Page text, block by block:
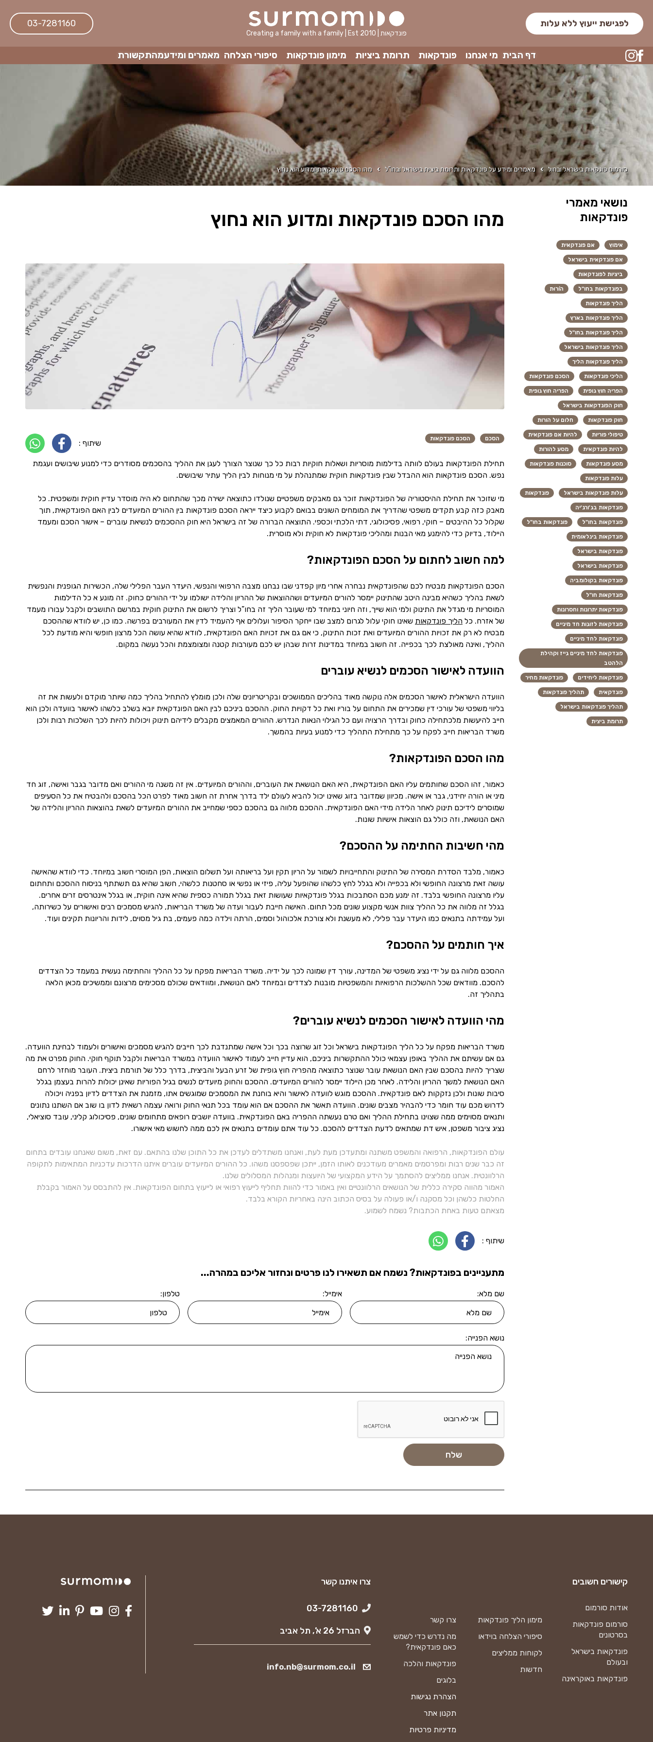
לפגישת ייעוץ ללא עלות
Creating a family with a family | Est 2010 | פונדקאות
03-7281160
דף הבית מי אנחנו פונדקאות תרומת ביציות מימון פונדקאות סיפורי הצלחה מאמרים ומידעמהתקשורת
סורמום פונקאות בישראל ובחול מאמרים ומידע על פונדקאות ותרומת ביצית בישראל ובחו"ל מהו הסכם פונדקאות ומדוע הוא נחוץ
מהו הסכם פונדקאות ומדוע הוא נחוץ
הסכם הסכם פונדקאות שיתוף :
תחילת הפונדקאות בעולם לוותה בדילמות מוסריות ושאלות חוקיות רבות כל כך שנוצר הצורך לעגן את ההליך בהסכמים מסודרים כדי למנוע שיבושים ועגמת
נפש. הסכם פונדקאות הוא ההבדל שבין פונדקאות חוקית שמתנהלת על מי מנוחות לבין הליך עתיר שיבושים.
מי שזוכר את תחילת ההיסטוריה של הפונדקאות זוכר גם מאבקים משפטיים שנולדו כתוצאה ישירה מכך שהתחום לא היה מוסדר עדיין חוקית ומשפטית. כל
מאבק כזה קבע תקדים משפטי שהדריך את המומחים השונים בבואם לקבוע כיצד ייראה הסכם פונדקאות בין ההורים המיועדים לבין האם הפונדקאית, תוך
שקלול כל ההיבטים – חוקי, רפואי, פסיכולוגי, דתי הלכתי וכספי. התוצאה הברורה של זה בישראל היא חוק ההסכמים לנשיאת עוברים – אישור הסכם ומעמד
היילוד, בדיוק כדי להימנע מאי הבנות ומהליכי פונדקאות לא חוקית ולא מוסרית.
למה חשוב לחתום על הסכם הפונדקאות?
הסכם הפונדקאות מבטיח לכם שהפונדקאית נבחרה אחרי מיון קפדני שבו נבחנו מצבה הרפואי והנפשי, היעדר העבר הפלילי שלה, הכשירות הגופנית והנפשית
לשאת בהליך כשהיא מבינה היטב שהתינוק יימסר להורים המיועדים ושההוצאות של ההריון והלידה ישולמו על ידי ההורים כחוק. זה מונע א כל הדילמות
המוסריות מי מגדל את התינוק ולמי הוא שייך, וזה חיוני במיוחד למי שעובר הליך זה בחו”ל וצריך לרשום את התינוק חוקית במרשם התושבים ולקבל עבורו מעמד
של אזרח. כל הליך פונדקאות שאינו חוקי עלול לגרום למצב שבו ייחקר הסיפור ועלולים אף להעמיד לדין את המעורבים בפרשה. כמו כן, יש לוודא שההסכם
מבטיח לא רק את זכויות ההורים המיועדים ואת זכות התינוק, כי אם גם את זכויות האם הפונדקאית, לוודא שהיא עושה הכל מרצון חופשי והיא מודעת לכל
ההליך, ואינה מאולצת לכך בכפייה. זה חשוב במיוחד במדינות זרות שבהן יש לכם מעורבות קטנה ומצומצמת והכל נעשה במקום.
הוועדה לאישור הסכמים לנשיא עוברים
הוועדה הישראלית לאישור הסכמים אלה נוקשה מאוד בהליכים הממושכים ובקריטריונים שלה ולכן מומלץ להתחיל בהליך כמה שיותר מוקדם ולעשות את זה
בליווי משפטי של עורכי דין שמכירים את התחום על בוריו ואת כל דקויות החוק. ההסכם ביניכם לבין האם הפונדקאית יובא בשלב כלשהו לאישור בוועדה ולכן הוא
חייב להיעשות מלכתחילה כחוק ובדרך הרצויה ועם כל הגילוי הנאות הנדרש. ההורים המאמצים מקבלים לידיהם תינוק ויכולות להיות לכך השלכות רבות ולכן
משרד הבריאות חייב לפקח על כך מתחילת התהליך כדי למנוע בעיות בהמשך.
מהו הסכם הפונדקאות?
כאמור, זהו הסכם שחותמים עליו האם הפונדקאית, היא האם הנושאת את העוברים, וההורים המיועדים. אין זה משנה מי ההורים ואם מדובר בגבר ואישה, זוג חד
מיני או הורה יחידני, גבר או אישה. מכיוון שמדובר בזוג שאינו יכול להביא לעולם ילד בדרך אחרת זה חשוב מאוד לפרט הכל בהסכם ולהבטיח את כל הסעיפים
שמוסרים לידיכם תינוק לאחר הלידה מידי האם הפונדקאית. ההסכם מלווה גם בהסכם כספי שמחייב את ההורים המיועדים לשאת בהוצאות ההריון והלידה של
האם הנושאת, וזה כולל גם הוצאות אישיות שונות.
מהי חשיבות החתימה על ההסכם?
כאמור, מלבד הסדרת המסירה של התינוק והתחייבויות לשמור על הריון תקין ועל בריאותה ועל תשלום הוצאות, הפן המוסרי חשוב במיוחד. כדי לוודא שהאישה
עושה זאת מרצונה החופשי ולא בכפייה ולא בגלל לחץ כלשהו שהופעל עליה, פיזי או נפשי או סחטנות כלשהי, חשוב שהיא גם תשתתף בניסוח ההסכם ותחתום
עליו מרצונה החופשי בלבד. זה ימנע מכם הסתבכות בגלל פונדקאיות שעושות זאת בגלל תמורה כספית שהיא אינה חוקית, או בגלל אינטרסים זרים אחרים.
בגלל זה מלווה את כל ההליך צוות אנשי מקצוע שונים מכל תחום. האישה חייבת לעבור ועדה של משרד הבריאות, להגיש מסמכים רבים ואישורים על כשירותה,
ועל עמידתה בתנאים כמו היעדר עבר פלילי, לא מעשנת ולא צורכת אלכוהול וסמים, הרתה וילדה כמה פעמים, בת גיל מסוים, לידות והריונות תקינים ועוד.
איך חותמים על ההסכם?
ההסכם מלווה גם על ידי נציג משפטי של המדינה, עורך דין שמונה לכך על ידיה. משרד הבריאות מפקח על כל ההליך והחתימה נעשית במעמד כל הצדדים
להסכם. מוודאים שכל ההשלכות הרפואיות והמשפטיות מובנות לצדדים ובמיוחד לאם הנושאת, ומוודאים שכולם מסכימים מרצונם וממשיכים מכאן הלאה
בתהליך זה.
מהי הוועדה לאישור הסכמים לנשיא עוברים?
משרד הבריאות מפקח על כל הליך הפונדקאות בישראל וכל זוג שרוצה בכך וכל אישה שמתנדבת לכך חייבים להגיש מסמכים ואישורים ולעמוד לבחינת הוועדה.
גם אם עשיתם את ההליך באופן עצמאי כולל ההתקשרות ביניכם, הוא עדיין חייב לעמוד לאישור הוועדה במשרד הבריאות ולקבל תוקף חוקי. החוק מפרט את מה
שצריך להיות בהסכם שבין האם הנושאת עובר שנוצר כתוצאה מהפריה חוץ גופית של זרע הבעל והביצית, בדרך כלל של תורמת ביצית. העובר מוחזר לרחם
האם הנושאת למשך ההריון והלידה. לאחר מכן היילוד יימסר להורים המיועדים. ההסכם והחוק מיועדים לנשים בגיל הפוריות שאינן יכולות להרות בעצמן בגלל
סיבות שונות ולכן נזקקות לאם פונדקאית. ההסכם מוגש לוועדה לאישור והיא בוחנת את המסמכים שמוגשים אתו, מזמנת את הצדדים לדיון בפניה ויכולה
לדרוש מכם עוד חומר כדי להבהיר מצבים שונים. הוועדה תאשר את ההסכם אם הוא עומד בכל תנאי החוק ורואה עצמה רשאית לדון בו שוב אם השתנו נתונים
ותנאים מסוימים ממה שצוינו בתחילת ההליך ואם טרם נעשתה ההפריה באם הפונדקאית. בוועדה יושבים רופאים מתחומים שונים, פסיכולוג קליני, עובד סוציאלי,
נציג ציבור משפטן, איש דת שמתאים לדעת הצדדים להסכם. כל עוד אתם עומדים בתנאים אין לכם ממה לחשוש מאי אישורו.
עולם הפונדקאות, הרפואה והמשפט משתנה ומתעדכן מעת לעת, ואנחנו משתדלים לעדכן את כל התוכן שלנו בהתאם. עם זאת, משום שאנחנו עובדים בתחום
זה כבר שנים רבות ומפרסמים מאמרים מעודכנים לאותו הזמן, ייתכן שפספסנו משהו. כל ההורים המיועדים עוברים איתנו הדרכות עדכניות המתאימות לתקופה
הרלוונטית. אנחנו ממליצים להסתמך על הידע המקצועי של היועצות ומנהלות המסלולים שלנו.
האמור מהווה סקירה כללית של הנושאים הרלוונטיים ואין באמור כדי להוות תחליף לייעוץ רפואי או לייעוץ בתחום הפונדקאות. אין להתבסס על האמור בקבלת
החלטות כלשהן וכל מסקנה ו/או פעולה על בסיס הכתוב הינה באחריות הקורא בלבד.
מצאתם טעות באחת הכתבות? נשמח לשמוע.
שיתוף :
מתעניינים בפונדקאות? נשמח אם תשאירו לנו פרטים ונחזור אליכם במהרה...
שם מלא: אימייל: טלפון:
נושא הפנייה:
נושאי מאמרי
פונדקאות
אימוץ אם פונדקאית
אם פונדקאית בישראל
ביציות לפונדקאות
בפונדקאות בחו"ל הוֹרוּת
הליך פונדקאות
הליך פונדקאות בארץ
הליך פונדקאות בחו"ל
הליך פונדקאות בישראל
הליך פונדקאות הליך
הליכי פונדקאות הסכם פונדקאות
הפריה חוץ גופית הפריה חוץ גופית
חוק הפונדקאות בישראל
חוק פונדקאות חלום על הורות
טיפולי פוריות להיות אם פונדקאית
להיות פונדקאית מסע להורות
מסע פונדקאות סוכנות פונדקאות
עלות פונדקאות
עלות פונדקאות בישראל פונדקאות
פונדקאות בג'ורג'יה
פונדקאות בחו"ל פונדקאות בחו"ל
פונדקאות בינלאומית
פונדקאות בישראל
פונדקאות בישראל
פונדקאות בקולומביה
פונדקאות חו"ל
פונדקאות יתרונות וחסרונות
פונדקאות לזוגות חד מיניים
פונדקאות לחד מיניים
פונדקאות לחד מיניים גייז וקהילת
הלהטב
פונדקאות ליחידים פונדקאות מחיר
פונדקאית תהליך פונדקאות
תהליך פונדקאות בישראל
תרומת ביצית
צרו איתנו קשר
הברזל 26 א’, תל אביב
info.nb@surmom.co.il
צרו קשר
מה נדרש כדי לשמש
כאם פונדקאית?
פונדקאות והלכה
בלוגים
הצהרת נגישות
תקנון אתר
מדיניות פרטיות
מימון הליך פונדקאות
סיפורי הצלחה בוידאו
לקוחות ממליצים
חדשות
קישורים חשובים
אודות סורמום
סורמום פונדקאות
בסרטונים
פונדקאות בישראל
ובעולם
פונדקאות באוקראינה